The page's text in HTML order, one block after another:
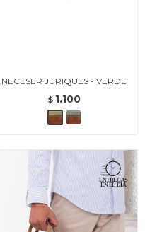
NECESER JURIQUES - VERDE
$ 1.100